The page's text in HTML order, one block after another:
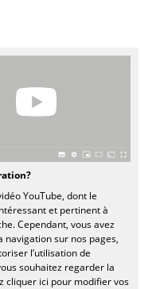
de lit
YouTube, dont le
et pertinent à
Cependant, vous avez
navigation sur nos pages,
l’utilisation de
souhaitez regarder la
cliquer ici pour modifier vos